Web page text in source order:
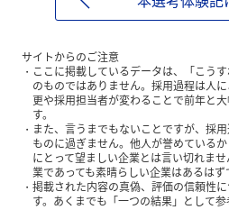
サイトからのご注意
ここに掲載しているデータは、「こう
のものではありません。採用過程は人
更や採用担当者が変わることで前年と
す。
また、言うまでもないことですが、採
ものに過ぎません。他人が誉めている
にとって望ましい企業とは言い切れま
業であっても素晴らしい企業はあるはず
掲載された内容の真偽、評価の信頼性
す。あくまでも「一つの結果」として参